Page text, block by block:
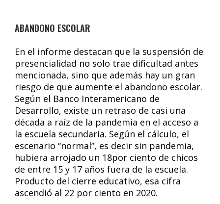
ABANDONO ESCOLAR
En el informe destacan que la suspensión de
presencialidad no solo trae dificultad antes
mencionada, sino que además hay un gran
riesgo de que aumente el abandono escolar.
Según el Banco Interamericano de
Desarrollo, existe un retraso de casi una
década a raíz de la pandemia en el acceso a
la escuela secundaria. Según el cálculo, el
escenario “normal”, es decir sin pandemia,
hubiera arrojado un 18por ciento de chicos
de entre 15 y 17 años fuera de la escuela.
Producto del cierre educativo, esa cifra
ascendió al 22 por ciento en 2020.